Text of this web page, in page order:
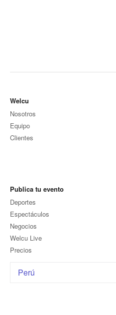
Welcu
Nosotros
Equipo
Clientes
Publica tu evento
Deportes
Espectáculos
Negocios
Welcu Live
Precios
Perú